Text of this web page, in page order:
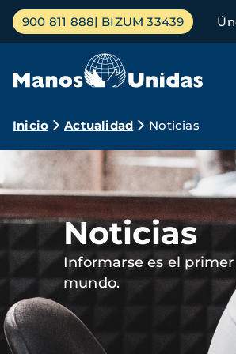
Pasar
contenido
Menú
principal
900 811 888 BIZUM 33439
Ruta
de
navegación
Inicio Actualidad Noticias
Imagen
Noticias
Informarse es el
mundo.